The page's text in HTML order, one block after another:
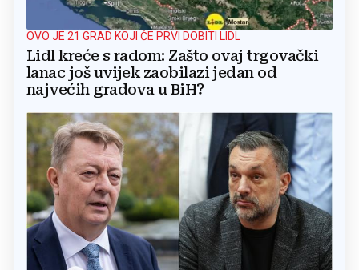
OVO JE 21 GRAD KOJI ĆE PRVI DOBITI LIDL
Lidl kreće s radom: Zašto ovaj trgovački
lanac još uvijek zaobilazi jedan od
najvećih gradova u BiH?